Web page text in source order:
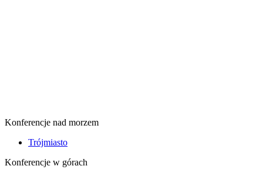
Konferencje nad morzem
Trójmiasto
Konferencje w górach